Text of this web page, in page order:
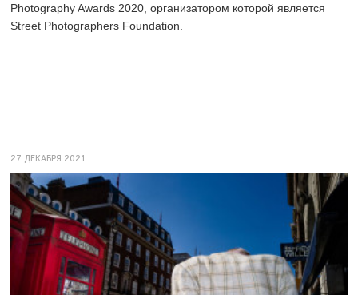
Photography Awards 2020, организатором которой является
Street Photographers Foundation.
27 ДЕКАБРЯ 2021